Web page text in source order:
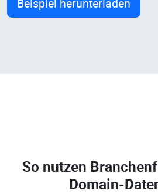
Beispiel herunterladen
So nutzen
Domain-